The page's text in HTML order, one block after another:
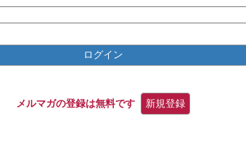
ログイン
メルマガの登録は無料です 新規登録